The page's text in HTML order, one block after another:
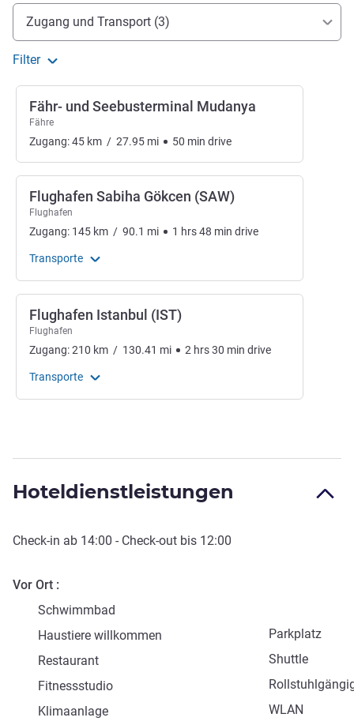
Erreichbarkeit und Anbindung
Zugang und Transport (3)
Filter
Fähr- und Seebusterminal Mudanya
Fähre
Zugang:45 km / 27.95 mi 50 min drive
Flughafen Sabiha Gökcen (SAW)
Flughafen
Zugang: 145 km / 90.1 mi 1 hrs48 min drive
Transporte
Flughafen Istanbul (IST)
Flughafen
Zugang:210 km / 130.41 mi 2 hrs30 min drive
Transporte
Hoteldienstleistungen
Check-in ab 14:00 - Check-out bis 12:00
Vor Ort
Schwimmbad
Parkplatz
Haustiere willkommen
Shuttle
Restaurant
Fitnessstudio
WLAN
Klimaanlage